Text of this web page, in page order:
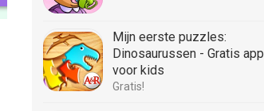
Mijn eerste puzzles:
Dinosaurussen - Gratis app
voor kids
Gratis!